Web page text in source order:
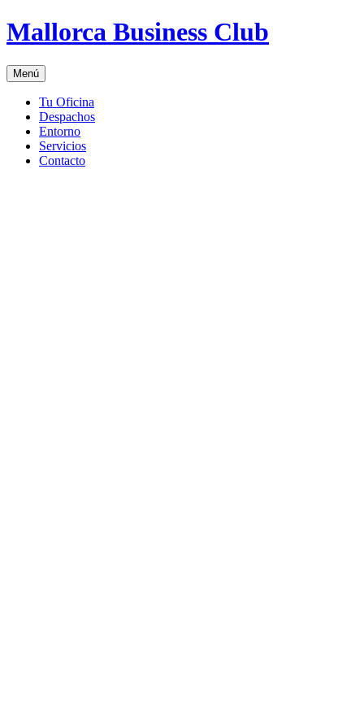
Saltar
al
Mallorca Business Club
Menú
Tu Oficina
Despachos
Entorno
Servicios
Contacto